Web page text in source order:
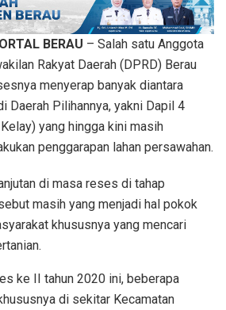
BERAU – Salah satu Anggota
Rakyat Daerah (DPRD) Berau
menyerap banyak diantara
Daerah Pilihannya, yakni Dapil 4
yang hingga kini masih
penggarapan lahan persawahan.
di masa reses di tahap
masih yang menjadi hal pokok
khususnya yang mencari
ke II tahun 2020 ini, beberapa
di sekitar Kecamatan